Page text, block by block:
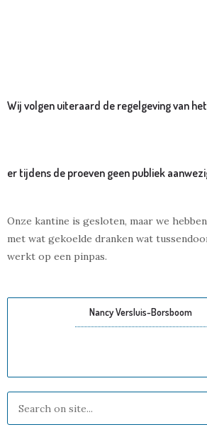
Wij volgen uiteraard de regelgeving van
er tijdens de proeven geen publiek
Onze kantine is gesloten, maar we
met wat gekoelde dranken wat
werkt op een pinpas.
Nancy Versluis-Borsboom